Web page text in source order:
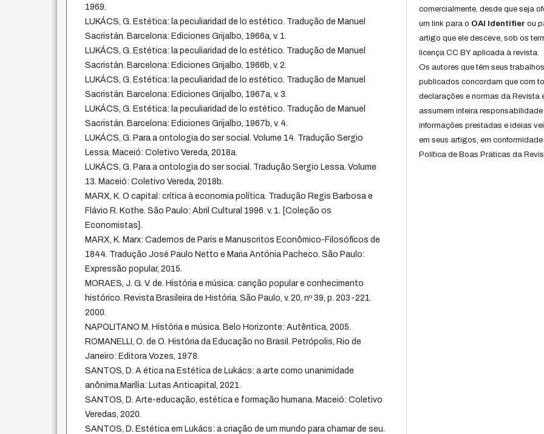
1969.
LUKÁCS, G. Estética: la peculiaridad de lo estético. Tradução de Manuel
Sacristán. Barcelona: Ediciones Grijalbo, 1966a, v. 1.
LUKÁCS, G. Estética: la peculiaridad de lo estético. Tradução de Manuel
Sacristán. Barcelona: Ediciones Grijalbo, 1966b, v. 2.
LUKÁCS, G. Estética: la peculiaridad de lo estético. Tradução de Manuel
Sacristán. Barcelona: Ediciones Grijalbo, 1967a, v. 3.
LUKÁCS, G. Estética: la peculiaridad de lo estético. Tradução de Manuel
Sacristán. Barcelona: Ediciones Grijalbo, 1967b, v. 4.
LUKÁCS, G. Para a ontologia do ser social. Volume 14. Tradução Sergio
Lessa. Maceió: Coletivo Vereda, 2018a.
LUKÁCS, G. Para a ontologia do ser social. Tradução Sergio Lessa. Volume
13. Maceió: Coletivo Vereda, 2018b.
MARX, K. O capital: crítica à economia política. Tradução Regis Barbosa e
Flávio R. Kothe. São Paulo: Abril Cultural 1996. v. 1. [Coleção os
Economistas].
MARX, K. Marx: Cadernos de Paris e Manuscritos Econômico-Filosóficos de
1844. Tradução José Paulo Netto e Maria Antónia Pacheco. São Paulo:
Expressão popular, 2015.
MORAES, J. G. V. de. História e música: canção popular e conhecimento
histórico. Revista Brasileira de História. São Paulo, v. 20, nº 39, p. 203-221.
2000.
NAPOLITANO M. História e música. Belo Horizonte: Autêntica, 2005.
ROMANELLI, O. de O. História da Educação no Brasil. Petrópolis, Rio de
Janeiro: Editora Vozes, 1978.
SANTOS, D. A ética na Estética de Lukács: a arte como unanimidade
anônima.Marília: Lutas Anticapital, 2021.
SANTOS, D. Arte-educação, estética e formação humana. Maceió: Coletivo
Veredas, 2020.
SANTOS, D. Estética em Lukács: a criação de um mundo para chamar de seu.
comercialmente, desde que seja
um link para o OAI Identifier ou
artigo que ele desceve, sob os
licença CC BY aplicada à revista.
Os autores que têm seus trabalhos
publicados concordam que com
declarações e normas da Revista
assumem inteira responsabilidade
informações prestadas e ideias
em seus artigos, em
Política de Boas Práticas da